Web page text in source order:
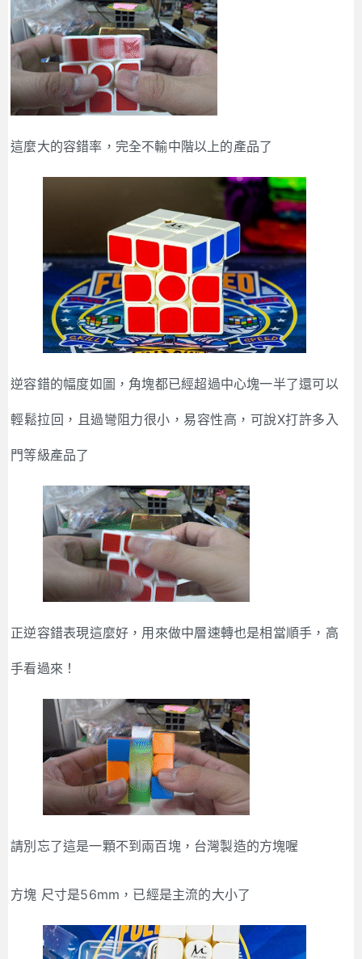
這麼大的容錯率，完全不輸中階以上的產品了
逆容錯的幅度如圖，角塊都已經超過中心塊一半了還可以
輕鬆拉回，且過彎阻力很小，易容性高，可說X打許多入
門等級產品了
正逆容錯表現這麼好，用來做中層速轉也是相當順手，高
手看過來！
請別忘了這是一顆不到兩百塊，台灣製造的方塊喔
方塊 尺寸是56mm，已經是主流的大小了